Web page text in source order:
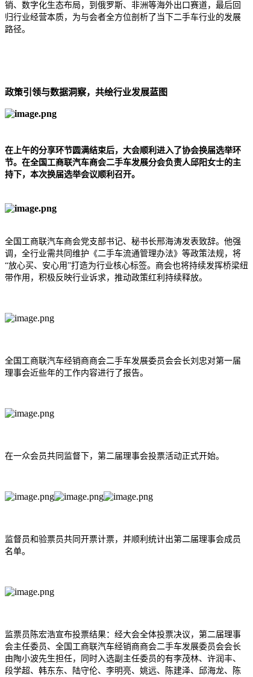
销、数字化生态布局，到俄罗斯、非洲等海外出口赛道，最后回
归行业经营本质，为与会者全方位剖析了当下二手车行业的发展
路径。
政策引领与数据洞察，共绘行业发展蓝图
在上午的分享环节圆满结束后，大会顺利进入了协会换届选举环
节。在全国工商联汽车商会二手车发展分会负责人邱阳女士的主
持下，本次换届选举会议顺利召开。
全国工商联汽车商会党支部书记、秘书长邢海涛发表致辞。他强
调，全行业需共同维护《 二手车流通管理办法》等政策法规，将
“放心买、安心用”打造为行业核心标签。商会也将持续发挥桥梁纽
带作用，积极反映行业诉求，推动政策红利持续释放。
全国工商联汽车经销商商会二手车发展委员会会长刘忠对第一届
理事会近些年的工作内容进行了报告。
在一众会员共同监督下，第二届理事会投票活动正式开始。
监督员和验票员共同开票计票，并顺利统计出第二届理事会成员
名单。
监票员陈宏浩宣布投票结果：经大会全体投票决议，第二届理事
会主任委员、全国工商联汽车经销商商会二手车发展委员会会长
由陶小波先生担任，同时入选副主任委员的有李茂林、许润丰、
段学超、韩东东、陆守伦、李明亮、姚远、陈建泽、邱海龙、陈